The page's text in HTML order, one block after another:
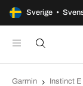
Sverige •
100 dagars öppet köp
Garmin Instinct E